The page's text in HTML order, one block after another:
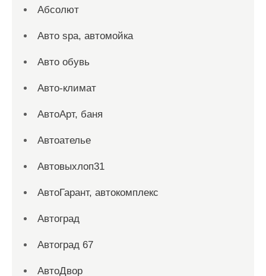
Абсолют
Авто spa, автомойка
Авто обувь
Авто-климат
АвтоАрт, баня
Автоателье
Автовыхлоп31
АвтоГарант, автокомплекс
Автоград
Автоград 67
АвтоДвор